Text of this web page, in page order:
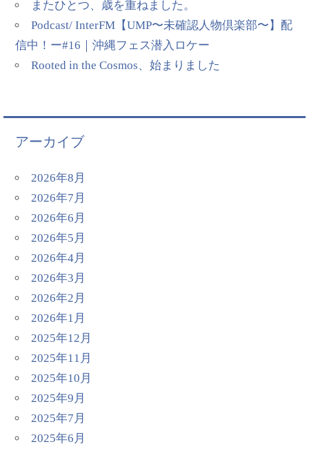
またひとつ、歳を重ねました。
Podcast/ InterFM【UMP〜未確認人物倶楽部〜】配
信中！ー#16｜沖縄フェス潜入ロケー
Rooted in the Cosmos、始まりました
アーカイブ
2026年8月
2026年7月
2026年6月
2026年5月
2026年4月
2026年3月
2026年2月
2026年1月
2025年12月
2025年11月
2025年10月
2025年9月
2025年7月
2025年6月